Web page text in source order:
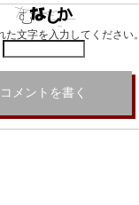
た文字を入力してください。